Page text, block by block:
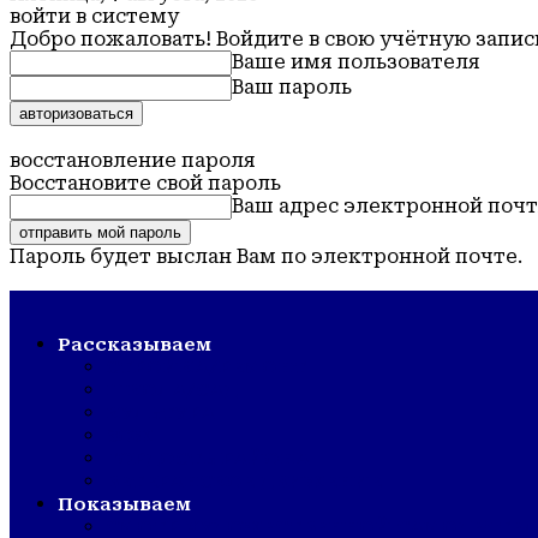
войти в систему
Добро пожаловать! Войдите в свою учётную
Ваше имя пользователя
Ваш пароль
восстановление пароля
Восстановите свой пароль
Ваш адрес электронной
Пароль будет выслан Вам по электронной почте.
Рассказываем
Показываем